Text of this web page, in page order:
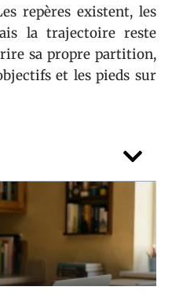
repères existent, les
la trajectoire reste
sa propre partition,
et les pieds sur